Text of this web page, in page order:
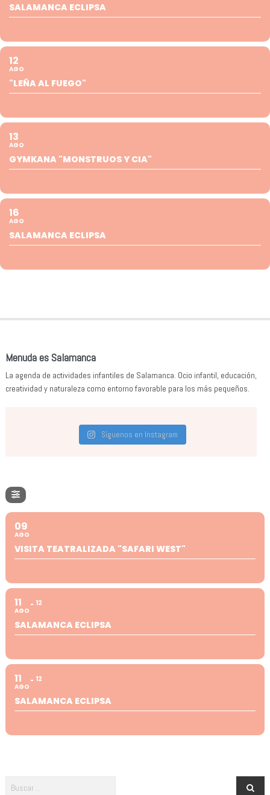
SALAMANCA ECLIPSA
12
AGO
"LEÑA AL FUEGO"
13
AGO
GYMKANA "MONSTRUOS Y CIA"
16
AGO
SALAMANCA ECLIPSA
Menuda es Salamanca
La agenda de actividades infantiles de Salamanca. Ocio infantil, educación,
creatividad y naturaleza como entorno favorable para los más pequeños.
Síguenos en Instagram
09
AGO
VISITA TEATRALIZADA "SAFARI WEST"
11
AGO
12
SALAMANCA ECLIPSA
11
AGO
12
SALAMANCA ECLIPSA